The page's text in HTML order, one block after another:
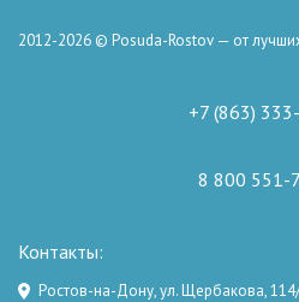
2012-2026 © Posuda-Rostov — от
+7 (863)
8 800 551-
Контакты:
Ростов-на-Дону, ул. Щербакова,